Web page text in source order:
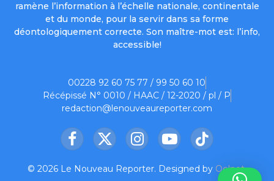
ramène l’information à l’échelle nationale, continentale
et du monde, pour la servir dans sa forme
déontologiquement correcte. Son maître-mot est: l’info,
accessible!
00228 92 60 75 77 / 99 50 60 10
Récépissé N° 0010 / HAAC / 12-2020 / pl / P
redaction@lenouveaureporter.com
Facebook
X
InstagramYouTubeTikTok
© 2026 Le Nouveau Reporter. Designed by Oelnet.